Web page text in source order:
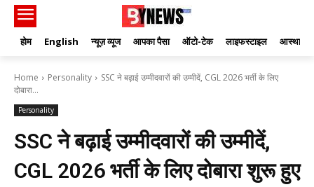
होम English न्यूज़ व्यूज आपका पैसा ऑटो-टेक लाइफस्टाइल आस्था
Home Personality
SSC ने बढ़ाई उम्मीदवारों की उम्मीदें, CGL 2026 भर्ती के लिए
दोबारा...
Personality
SSC ने बढ़ाई उम्मीदवारों की उम्मीदें,
CGL 2026 भर्ती के लिए दोबारा शुरू हुए